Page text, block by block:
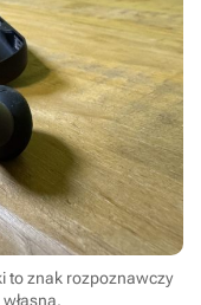
to znak rozpoznawczy